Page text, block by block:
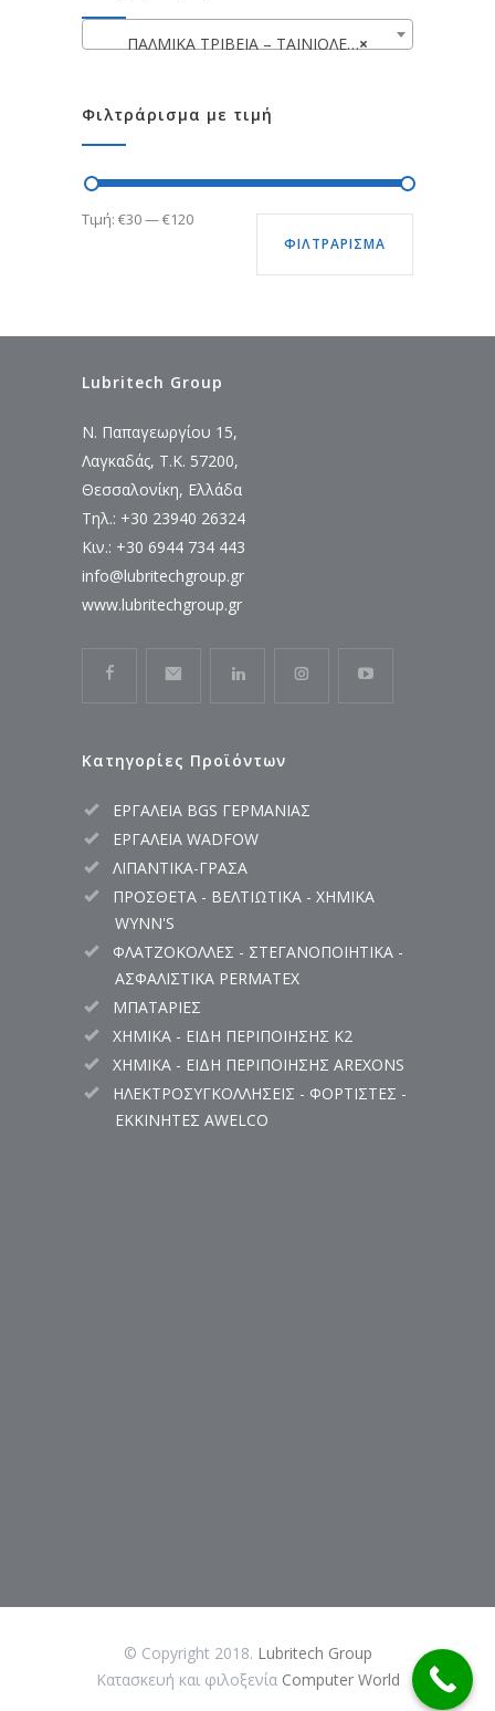
×
ΠΑΛΜΙΚΑ ΤΡΙΒΕΙΑ – ΤΑΙΝΙΟΛΕΙΑΝΤΗΡΕΣ
Φιλτράρισμα με τιμή
Ελάχιστη
Μέγιστη
ΦΙΛΤΡΆΡΙΣΜΑ
Τιμή: €30—€120
Lubritech Group
Ν. Παπαγεωργίου 15,
Λαγκαδάς, Τ.Κ. 57200,
Θεσσαλονίκη, Ελλάδα
Τηλ.: +30 23940 26324
Κιν.: +30 6944 734 443
info@lubritechgroup.gr
www.lubritechgroup.gr
Κατηγορίες Προϊόντων
ΕΡΓΑΛΕΙΑ BGS ΓΕΡΜΑΝΙΑΣ
ΕΡΓΑΛΕΙΑ WADFOW
ΛΙΠΑΝΤΙΚΑ-ΓΡΑΣΑ
ΠΡΟΣΘΕΤΑ - ΒΕΛΤΙΩΤΙΚΑ - ΧΗΜΙΚΑ
WYNN'S
ΦΛΑΤΖΟΚΟΛΛΕΣ - ΣΤΕΓΑΝΟΠΟΙΗΤΙΚΑ -
ΑΣΦΑΛΙΣΤΙΚΑ PERMATEX
ΜΠΑΤΑΡΙΕΣ
ΧΗΜΙΚΑ - ΕΙΔΗ ΠΕΡΙΠΟΙΗΣΗΣ K2
ΧΗΜΙΚΑ - ΕΙΔΗ ΠΕΡΙΠΟΙΗΣΗΣ AREXONS
ΗΛΕΚΤΡΟΣΥΓΚΟΛΛΗΣΕΙΣ - ΦΟΡΤΙΣΤΕΣ -
ΕΚΚΙΝΗΤΕΣ AWELCO
© Copyright 2018. Lubritech Group
Κατασκευή και φιλοξενία Computer World